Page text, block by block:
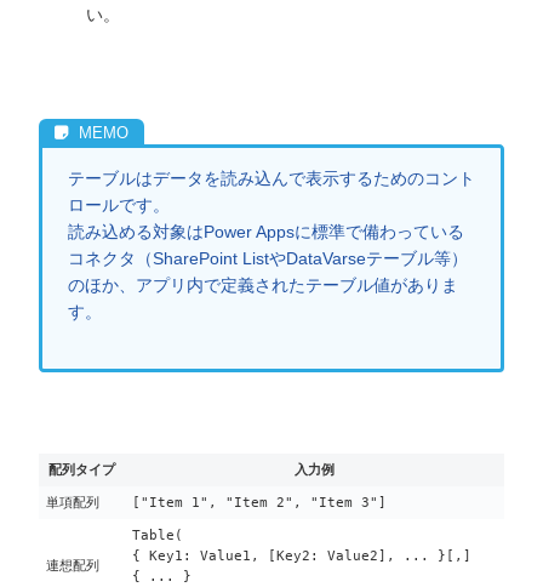
い。
テーブルはデータを読み込んで表示するためのコント
ロールです。
読み込める対象はPower Appsに標準で備わっている
コネクタ（SharePoint ListやDataVarseテーブル等）
のほか、アプリ内で定義されたテーブル値がありま
す。
配列タイプ 入力例
単項配列 ["Item 1", "Item 2", "Item 3"]
連想配列
Table(
{ Key1: Value1, [Key2: Value2], ... }[,]
{ ... }